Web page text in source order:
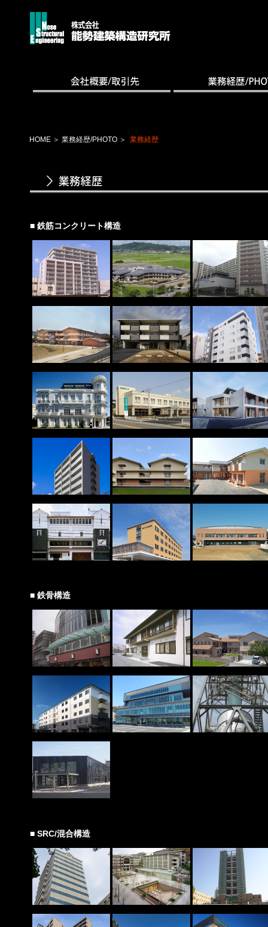
HOME ＞ 業務経歴/PHOTO ＞ 業務経歴
■ 鉄筋コンクリート構造
■ 鉄骨構造
■ SRC/混合構造